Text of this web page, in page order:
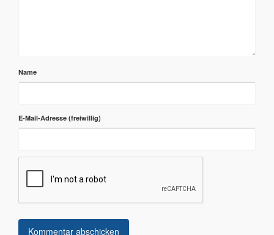
Name
E-Mail-Adresse